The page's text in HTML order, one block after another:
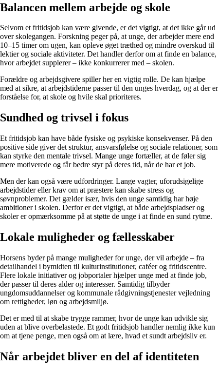
Balancen mellem arbejde og skole
Selvom et fritidsjob kan være givende, er det vigtigt, at det ikke går ud
over skolegangen. Forskning peger på, at unge, der arbejder mere end
10–15 timer om ugen, kan opleve øget træthed og mindre overskud til
lektier og sociale aktiviteter. Det handler derfor om at finde en balance,
hvor arbejdet supplerer – ikke konkurrerer med – skolen.
Forældre og arbejdsgivere spiller her en vigtig rolle. De kan hjælpe
med at sikre, at arbejdstiderne passer til den unges hverdag, og at der er
forståelse for, at skole og hvile skal prioriteres.
Sundhed og trivsel i fokus
Et fritidsjob kan have både fysiske og psykiske konsekvenser. På den
positive side giver det struktur, ansvarsfølelse og sociale relationer, som
kan styrke den mentale trivsel. Mange unge fortæller, at de føler sig
mere motiverede og får bedre styr på deres tid, når de har et job.
Men der kan også være udfordringer. Lange vagter, uforudsigelige
arbejdstider eller krav om at præstere kan skabe stress og
søvnproblemer. Det gælder især, hvis den unge samtidig har høje
ambitioner i skolen. Derfor er det vigtigt, at både arbejdspladser og
skoler er opmærksomme på at støtte de unge i at finde en sund rytme.
Lokale muligheder og fællesskaber
Horsens byder på mange muligheder for unge, der vil arbejde – fra
detailhandel i bymidten til kulturinstitutioner, caféer og fritidscentre.
Flere lokale initiativer og jobportaler hjælper unge med at finde job,
der passer til deres alder og interesser. Samtidig tilbyder
ungdomsuddannelser og kommunale rådgivningstjenester vejledning
om rettigheder, løn og arbejdsmiljø.
Det er med til at skabe trygge rammer, hvor de unge kan udvikle sig
uden at blive overbelastede. Et godt fritidsjob handler nemlig ikke kun
om at tjene penge, men også om at lære, hvad et sundt arbejdsliv er.
Når arbejdet bliver en del af identiteten